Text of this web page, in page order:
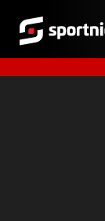
Sportnieuws.nl